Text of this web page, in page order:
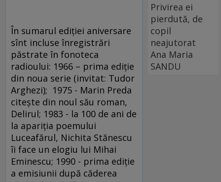
În sumarul ediției aniversare
sînt incluse înregistrări
păstrate în fonoteca
radioului: 1966 – prima ediție
din noua serie (invitat: Tudor
Arghezi); 1975 - Marin Preda
citește din noul său roman,
Delirul; 1983 - la 100 de ani de
la apariția poemului
Luceafărul, Nichita Stănescu
îi face un elogiu lui Mihai
Eminescu; 1990 - prima ediție
a emisiunii după căderea
Privirea ei
pierdută, de
copil
neajutorat
Ana Maria
SANDU